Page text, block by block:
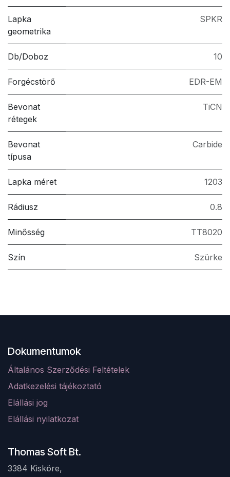
Lapka
geometrika
SPKR
Db/Doboz 10
Forgécstörő EDR-EM
Bevonat
rétegek
TiCN
Bevonat
típusa
Carbide
Lapka méret 1203
Rádiusz 0.8
Minősség TT8020
Szín Szürke
Dokumentumok
Általános Szerződési Feltételek
Adatkezelési tájékoztató
Elállási jog
Elállási nyilatkozat
Thomas Soft Bt.
3384 Kisköre,